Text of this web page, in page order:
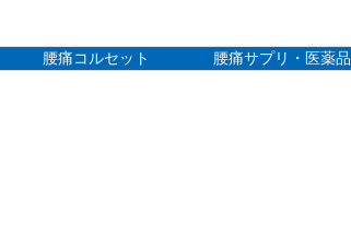
腰痛コルセット 腰痛サプリ・医薬品